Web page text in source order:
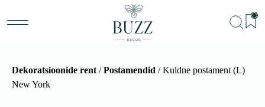
Dekoratsioonide rent /Postamendid / Kuldne postament (L)
New York